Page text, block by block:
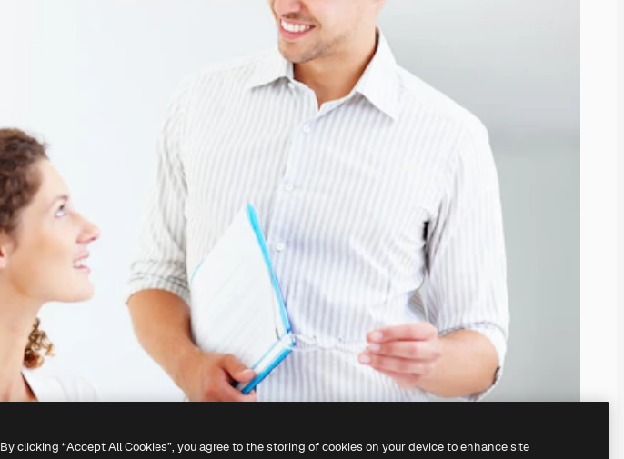
By clicking “Accept All Cookies”, you agree to the storing of cookies on your device to enhance site